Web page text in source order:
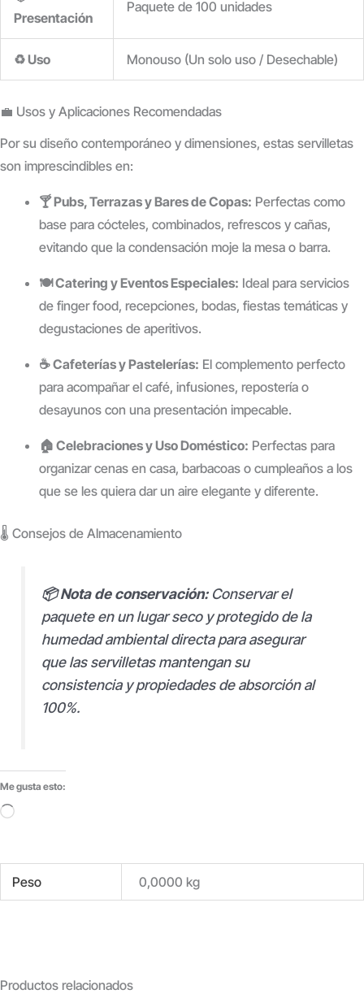
Presentación
Paquete de 100 unidades
♻️ Uso Monouso (Un solo uso / Desechable)
💼 Usos y Aplicaciones Recomendadas
Por su diseño contemporáneo y dimensiones, estas servilletas
son imprescindibles en:
🍸 Pubs, Terrazas y Bares de Copas: Perfectas como
base para cócteles, combinados, refrescos y cañas,
evitando que la condensación moje la mesa o barra.
🍽️ Catering y Eventos Especiales: Ideal para servicios
de finger food, recepciones, bodas, fiestas temáticas y
degustaciones de aperitivos.
☕ Cafeterías y Pastelerías: El complemento perfecto
para acompañar el café, infusiones, repostería o
desayunos con una presentación impecable.
🏠 Celebraciones y Uso Doméstico: Perfectas para
organizar cenas en casa, barbacoas o cumpleaños a los
que se les quiera dar un aire elegante y diferente.
🌡️ Consejos de Almacenamiento
📦 Nota de conservación:Conservar el
paquete en un lugar seco y protegido de la
humedad ambiental directa para asegurar
que las servilletas mantengan su
consistencia y propiedades de absorción al
100%.
Me gusta esto:
Cargando...
Peso 0,0000 kg
Productos relacionados